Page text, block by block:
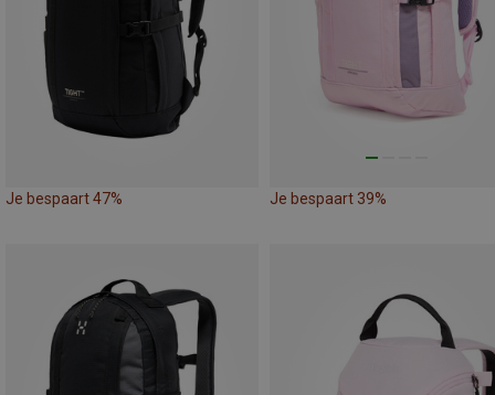
Je bespaart 47% Je bespaart 39%